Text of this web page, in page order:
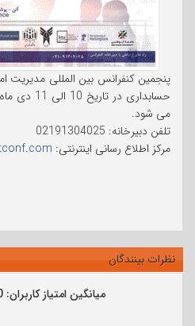
پنجمین کنفرانس بین المللی مدیریت
می شود.
تلفن دبیرخانه: 02191304025
مرکز اطلاع رسانی اینترنتی:
نظرات بینندگان
میانگین امتیاز کاربران: 0.0 (0 رای)